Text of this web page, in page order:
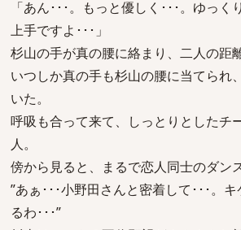
「あん･･･。もっと優しく･･･。ゆっく
上手ですよ･･･」
杉山の手が真の腰に絡まり、二人の距
いつしか真の手も杉山の腰に当てられ
いた。
呼吸も合って来て、しっとりとしたチ
人。
傍から見ると、まるで恋人同士のダン
”あぁ･･･小野田さんと密着して･･･。
るわ･･･”